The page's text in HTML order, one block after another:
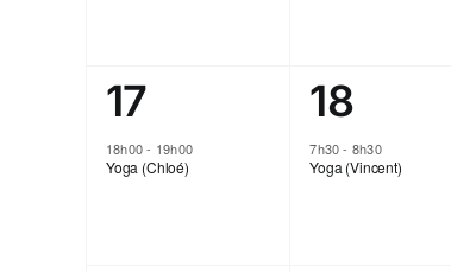
1
évènement,
17
18h00- 19h00
Yoga (Chloé)
1
18
7h30- 8h30
Yoga (Vincent)